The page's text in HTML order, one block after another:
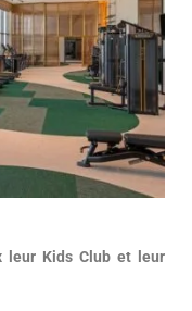
leur Kids Club et leur